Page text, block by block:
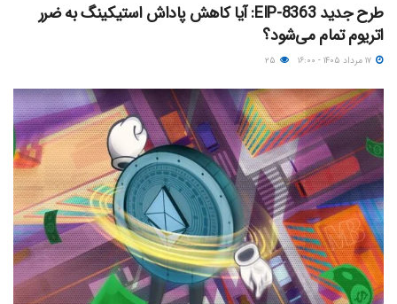
طرح جدید EIP-8363: آیا کاهش پاداش استیکینگ به ضرر
اتریوم تمام می‌شود؟